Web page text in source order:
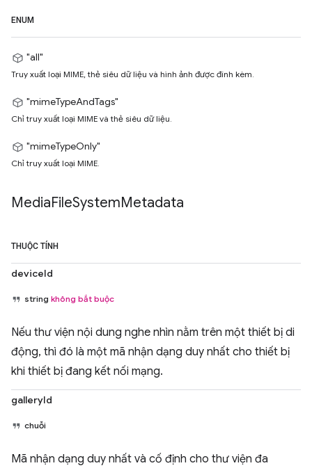
ENUM
"all"
Truy xuất loại MIME, thẻ siêu dữ liệu và hình ảnh được đính kèm.
"mimeTypeAndTags"
Chỉ truy xuất loại MIME và thẻ siêu dữ liệu.
"mimeTypeOnly"
Chỉ truy xuất loại MIME.
MediaFileSystemMetadata
THUỘC TÍNH
deviceId
string không bắt buộc
Nếu thư viện nội dung nghe nhìn nằm trên một thiết bị di
động, thì đó là một mã nhận dạng duy nhất cho thiết bị
khi thiết bị đang kết nối mạng.
galleryId
chuỗi
Mã nhận dạng duy nhất và cố định cho thư viện đa